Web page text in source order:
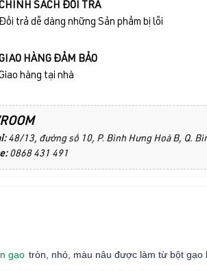
SÁCH ĐỔI TRẢ
Đổi trả dễ dàng những Sản phẩm bị lỗi
HÀNG ĐẢM BẢO
hàng tại nhà
48/13, đường số 10, P. Bình Hưng Hoà B, Q.
0868 431 491
gạo tròn, nhỏ, màu nâu được làm từ bột gạo